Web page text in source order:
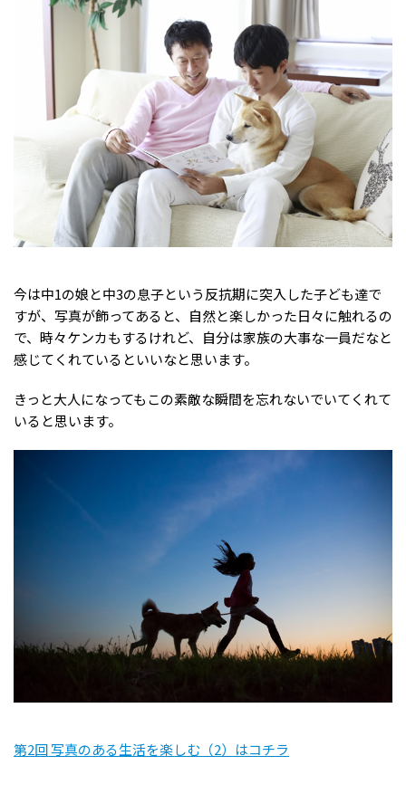
今は中1の娘と中3の息子という反抗期に突入した子ども達で
すが、写真が飾ってあると、自然と楽しかった日々に触れるの
で、時々ケンカもするけれど、自分は家族の大事な一員だなと
感じてくれているといいなと思います。
きっと大人になってもこの素敵な瞬間を忘れないでいてくれて
いると思います。
第2回 写真のある生活を楽しむ（2）はコチラ